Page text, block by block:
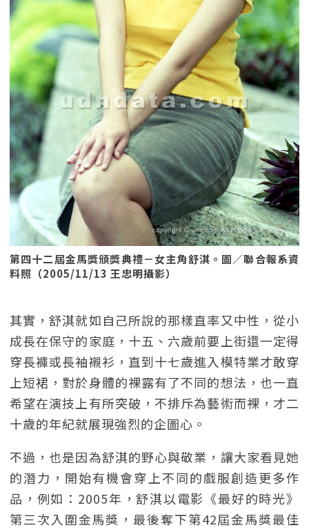
第四十二屆金馬獎頒獎典禮－女主角舒淇。圖／聯合報系資
料照（2005/11/13 王忠明攝影）
其實，舒淇就如自己所說的那樣直率又中性，從小
成長在保守的家庭，十五、六歲前要上街還一定得
穿長褲或長袖襯衫，直到十七歲進入模特業才敢穿
上短裙，對於身體的裸露有了不同的想法，也一直
希望在演技上有所突破，不排斥為藝術而裸，才二
十歲的年紀就展現強烈的企圖心。
不過，也是因為舒淇的野心與敬業，讓大家看見她
的潛力，開始有機會穿上不同的戲服創造更多作
品，例如：2005年，舒淇以電影《最好的時光》
第三次入圍金馬獎，最後奪下第42屆金馬獎最佳